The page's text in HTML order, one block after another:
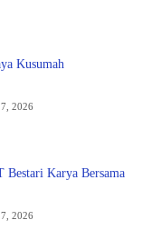
Kusumah
2026
Bestari Karya Bersama
2026